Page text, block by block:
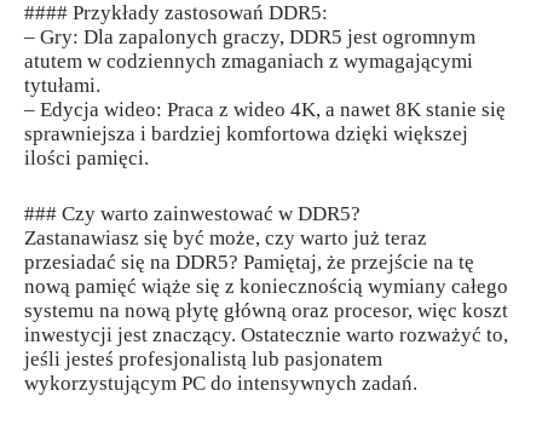
#### Przykłady zastosowań DDR5:
– Gry: Dla zapalonych graczy, DDR5 jest ogromnym
atutem w codziennych zmaganiach z wymagającymi
tytułami.
– Edycja wideo: Praca z wideo 4K, a nawet 8K stanie się
sprawniejsza i bardziej komfortowa dzięki większej
ilości pamięci.
### Czy warto zainwestować w DDR5?
Zastanawiasz się być może, czy warto już teraz
przesiadać się na DDR5? Pamiętaj, że przejście na tę
nową pamięć wiąże się z koniecznością wymiany całego
systemu na nową płytę główną oraz procesor, więc koszt
inwestycji jest znaczący. Ostatecznie warto rozważyć to,
jeśli jesteś profesjonalistą lub pasjonatem
wykorzystującym PC do intensywnych zadań.